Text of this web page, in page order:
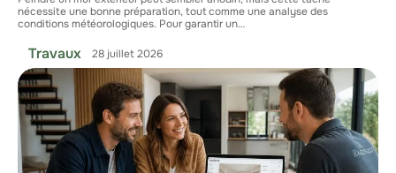
nécessite une bonne préparation, tout comme une analyse des
conditions météorologiques. Pour garantir un…
Travaux 28 juillet 2026